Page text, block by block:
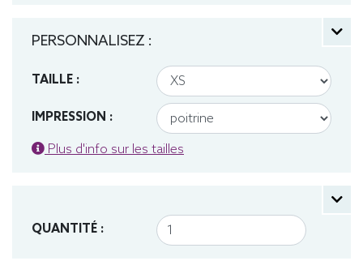
PERSONNALISEZ :
TAILLE :
IMPRESSION :
Plus d'info sur les tailles
QUANTITÉ :